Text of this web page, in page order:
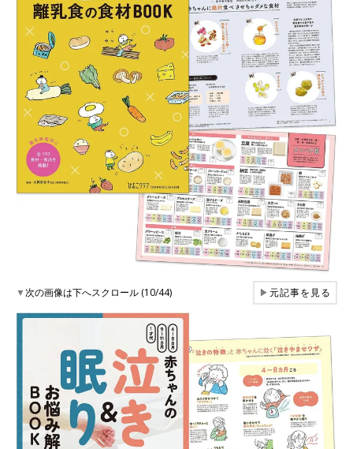
▼次の画像は下へスクロール (10/44) ▶元記事を見る